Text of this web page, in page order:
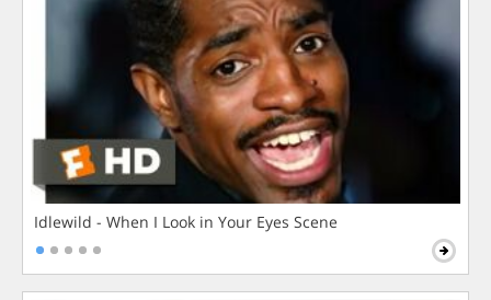
Idlewild - When I Look in Your Eyes Scene